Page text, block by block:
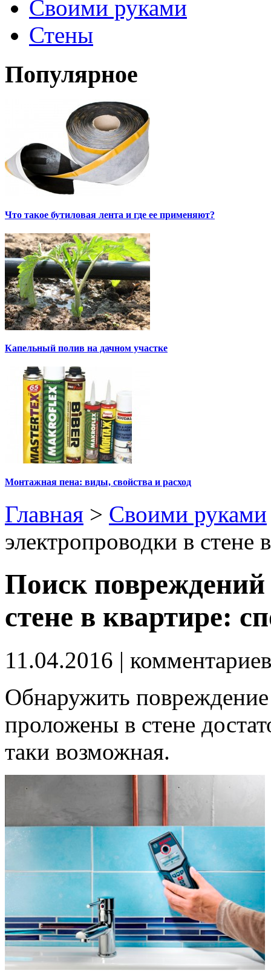
Своими руками
Стены
Популярное
Что такое бутиловая лента и где ее применяют?
Капельный полив на дачном участке
Монтажная пена: виды, свойства и расход
Главная > Своими руками
электропроводки в стене
Поиск повреждений
стене в квартире:
11.04.2016 |
Обнаружить
проложены в стене
таки возможная.